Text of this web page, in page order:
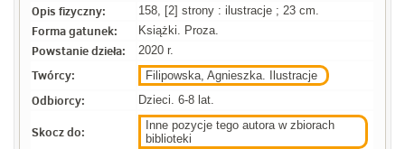
Opis fizyczny: 158, [2] strony : ilustracje ; 23 cm.
Forma gatunek: Książki. Proza.
Powstanie dzieła: 2020 r.
Twórcy: Filipowska, Agnieszka. Ilustracje
Odbiorcy: Dzieci. 6-8 lat.
Skocz do:
Inne pozycje tego autora w zbiorach
biblioteki